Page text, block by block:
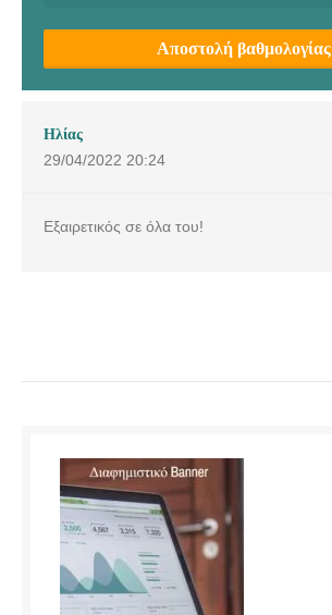
Αποστολή βαθμολογίας
Ηλίας
29/04/2022 20:24
Εξαιρετικός σε όλα του!